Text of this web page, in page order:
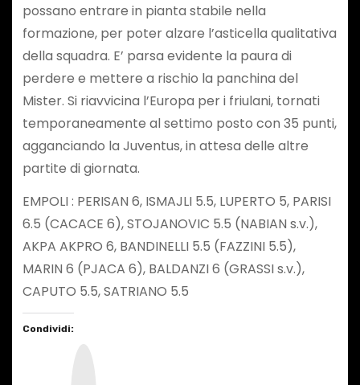
possano entrare in pianta stabile nella
formazione, per poter alzare l’asticella qualitativa
della squadra. E’ parsa evidente la paura di
perdere e mettere a rischio la panchina del
Mister. Si riavvicina l’Europa per i friulani, tornati
temporaneamente al settimo posto con 35 punti,
agganciando la Juventus, in attesa delle altre
partite di giornata.
EMPOLI : PERISAN 6, ISMAJLI 5.5, LUPERTO 5, PARISI
6.5 (CACACE 6), STOJANOVIC 5.5 (NABIAN s.v.),
AKPA AKPRO 6, BANDINELLI 5.5 (FAZZINI 5.5),
MARIN 6 (PJACA 6), BALDANZI 6 (GRASSI s.v.),
CAPUTO 5.5, SATRIANO 5.5
Condividi: